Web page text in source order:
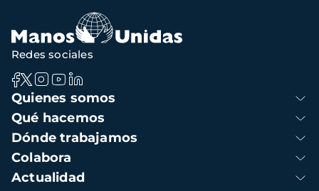
Navegación
principal
Quienes somos
Qué hacemos
Dónde trabajamos
Colabora
Actualidad
Redes sociales